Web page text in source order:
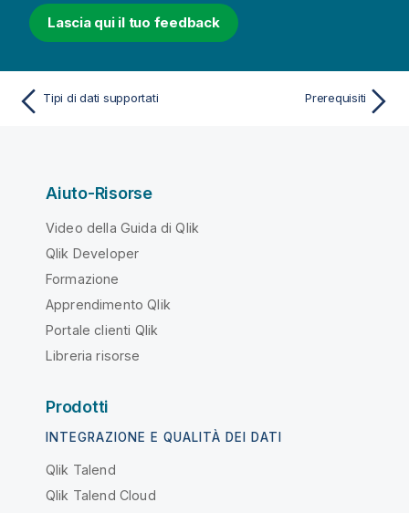
Lascia qui il tuo feedback
Tipi di dati supportati Prerequisiti
Aiuto-Risorse
Video della Guida di Qlik
Qlik Developer
Formazione
Apprendimento Qlik
Portale clienti Qlik
Libreria risorse
Prodotti
INTEGRAZIONE E QUALITÀ DEI DATI
Qlik Talend
Qlik Talend Cloud